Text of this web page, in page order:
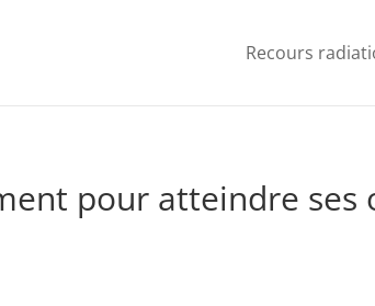
Recours
pour atteindre ses